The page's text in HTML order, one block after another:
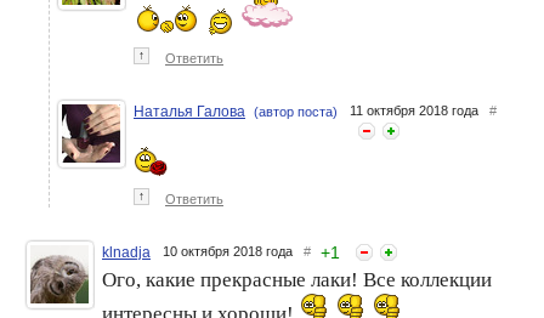
↑ Ответить
Наталья Галова (автор поста) 11 октября 2018 года #
↑ Ответить
klnadja 10 октября 2018 года # +1
Ого, какие прекрасные лаки! Все коллекции